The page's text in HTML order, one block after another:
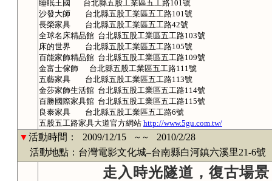
睡眠王國 台北縣五股工業區五工路101號
沙發大師 台北縣五股工業區五工路101號
長榮家具 台北縣五股工業區五工路42號
全球名床精品館 台北縣五股工業區五工路103號
床的世界 台北縣五股工業區五工路105號
百能家飾精品館 台北縣五股工業區五工路109號
金富士傢飾 台北縣五股工業區五工路111號
五藝家具 台北縣五股工業區五工路113號
金莎家飾生活館 台北縣五股工業區五工路114號
百勝國際家具館 台北縣五股工業區五工路115號
良泰家具 台北縣五股工業區五工路6號
五股五工路家具大道官方網站 http://www.5gu.com.tw/
▼活動時間： 2009/12/15 ～～
2010/2/28
活動地點：台灣電影文化城–台南縣白河鎮六溪里21-6號
走入時光隧道，復古場